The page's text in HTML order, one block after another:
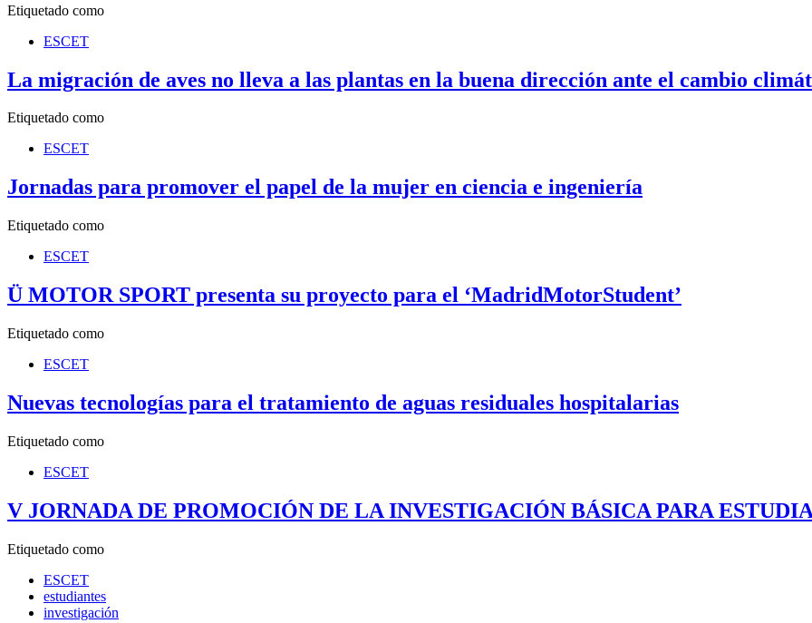
Etiquetado como
ESCET
La migración de aves no lleva a las plantas en la buena dirección ante el cambio
Etiquetado como
ESCET
Jornadas para promover el papel de la mujer en ciencia e ingeniería
Etiquetado como
ESCET
Ü MOTOR SPORT presenta su proyecto para el ‘MadridMotorStudent’
Etiquetado como
ESCET
Nuevas tecnologías para el tratamiento de aguas residuales hospitalarias
Etiquetado como
ESCET
V JORNADA DE PROMOCIÓN DE LA INVESTIGACIÓN BÁSICA PARA
Etiquetado como
ESCET
estudiantes
investigación